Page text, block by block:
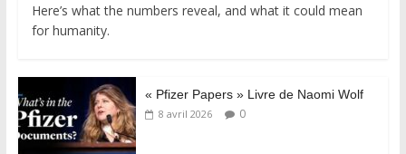
Here’s what the numbers reveal, and what it could mean
for humanity.
« Pfizer Papers » Livre de Naomi Wolf
8 avril 2026 0